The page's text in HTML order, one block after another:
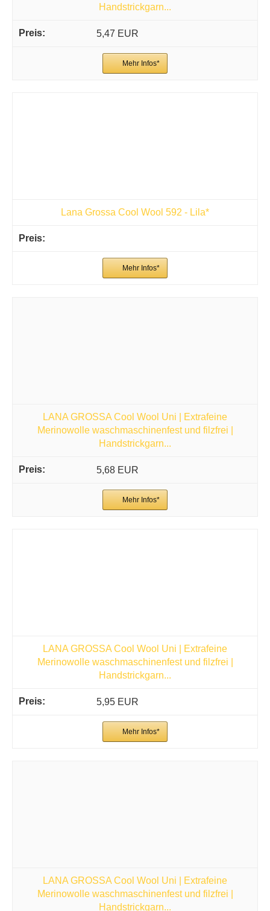
Handstrickgarn...
5,47 EUR
Mehr Infos*
Lana Grossa Cool Wool 592 - Lila*
Mehr Infos*
LANA GROSSA Cool Wool Uni | Extrafeine
Merinowolle waschmaschinenfest und filzfrei |
Handstrickgarn...
5,68 EUR
Mehr Infos*
LANA GROSSA Cool Wool Uni | Extrafeine
Merinowolle waschmaschinenfest und filzfrei |
Handstrickgarn...
5,95 EUR
Mehr Infos*
LANA GROSSA Cool Wool Uni | Extrafeine
Merinowolle waschmaschinenfest und filzfrei |
Handstrickgarn...